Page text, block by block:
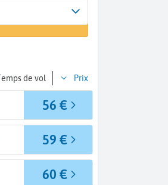
Temps de vol Prix
56 €
59 €
60 €